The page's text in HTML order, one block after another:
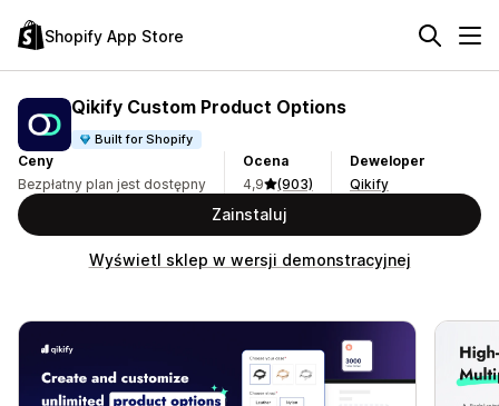
Shopify App Store
Qikify Custom Product Options
Built for Shopify
Ceny
Bezpłatny plan jest dostępny
Ocena
4,9
(903)
Deweloper
Qikify
Zainstaluj
Wyświetl sklep w wersji demonstracyjnej